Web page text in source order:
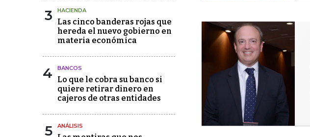
3 HACIENDA
Las cinco banderas rojas que
hereda el nuevo gobierno en
materia económica
4 BANCOS
Lo que le cobra su banco si
quiere retirar dinero en
cajeros de otras entidades
5 ANÁLISIS